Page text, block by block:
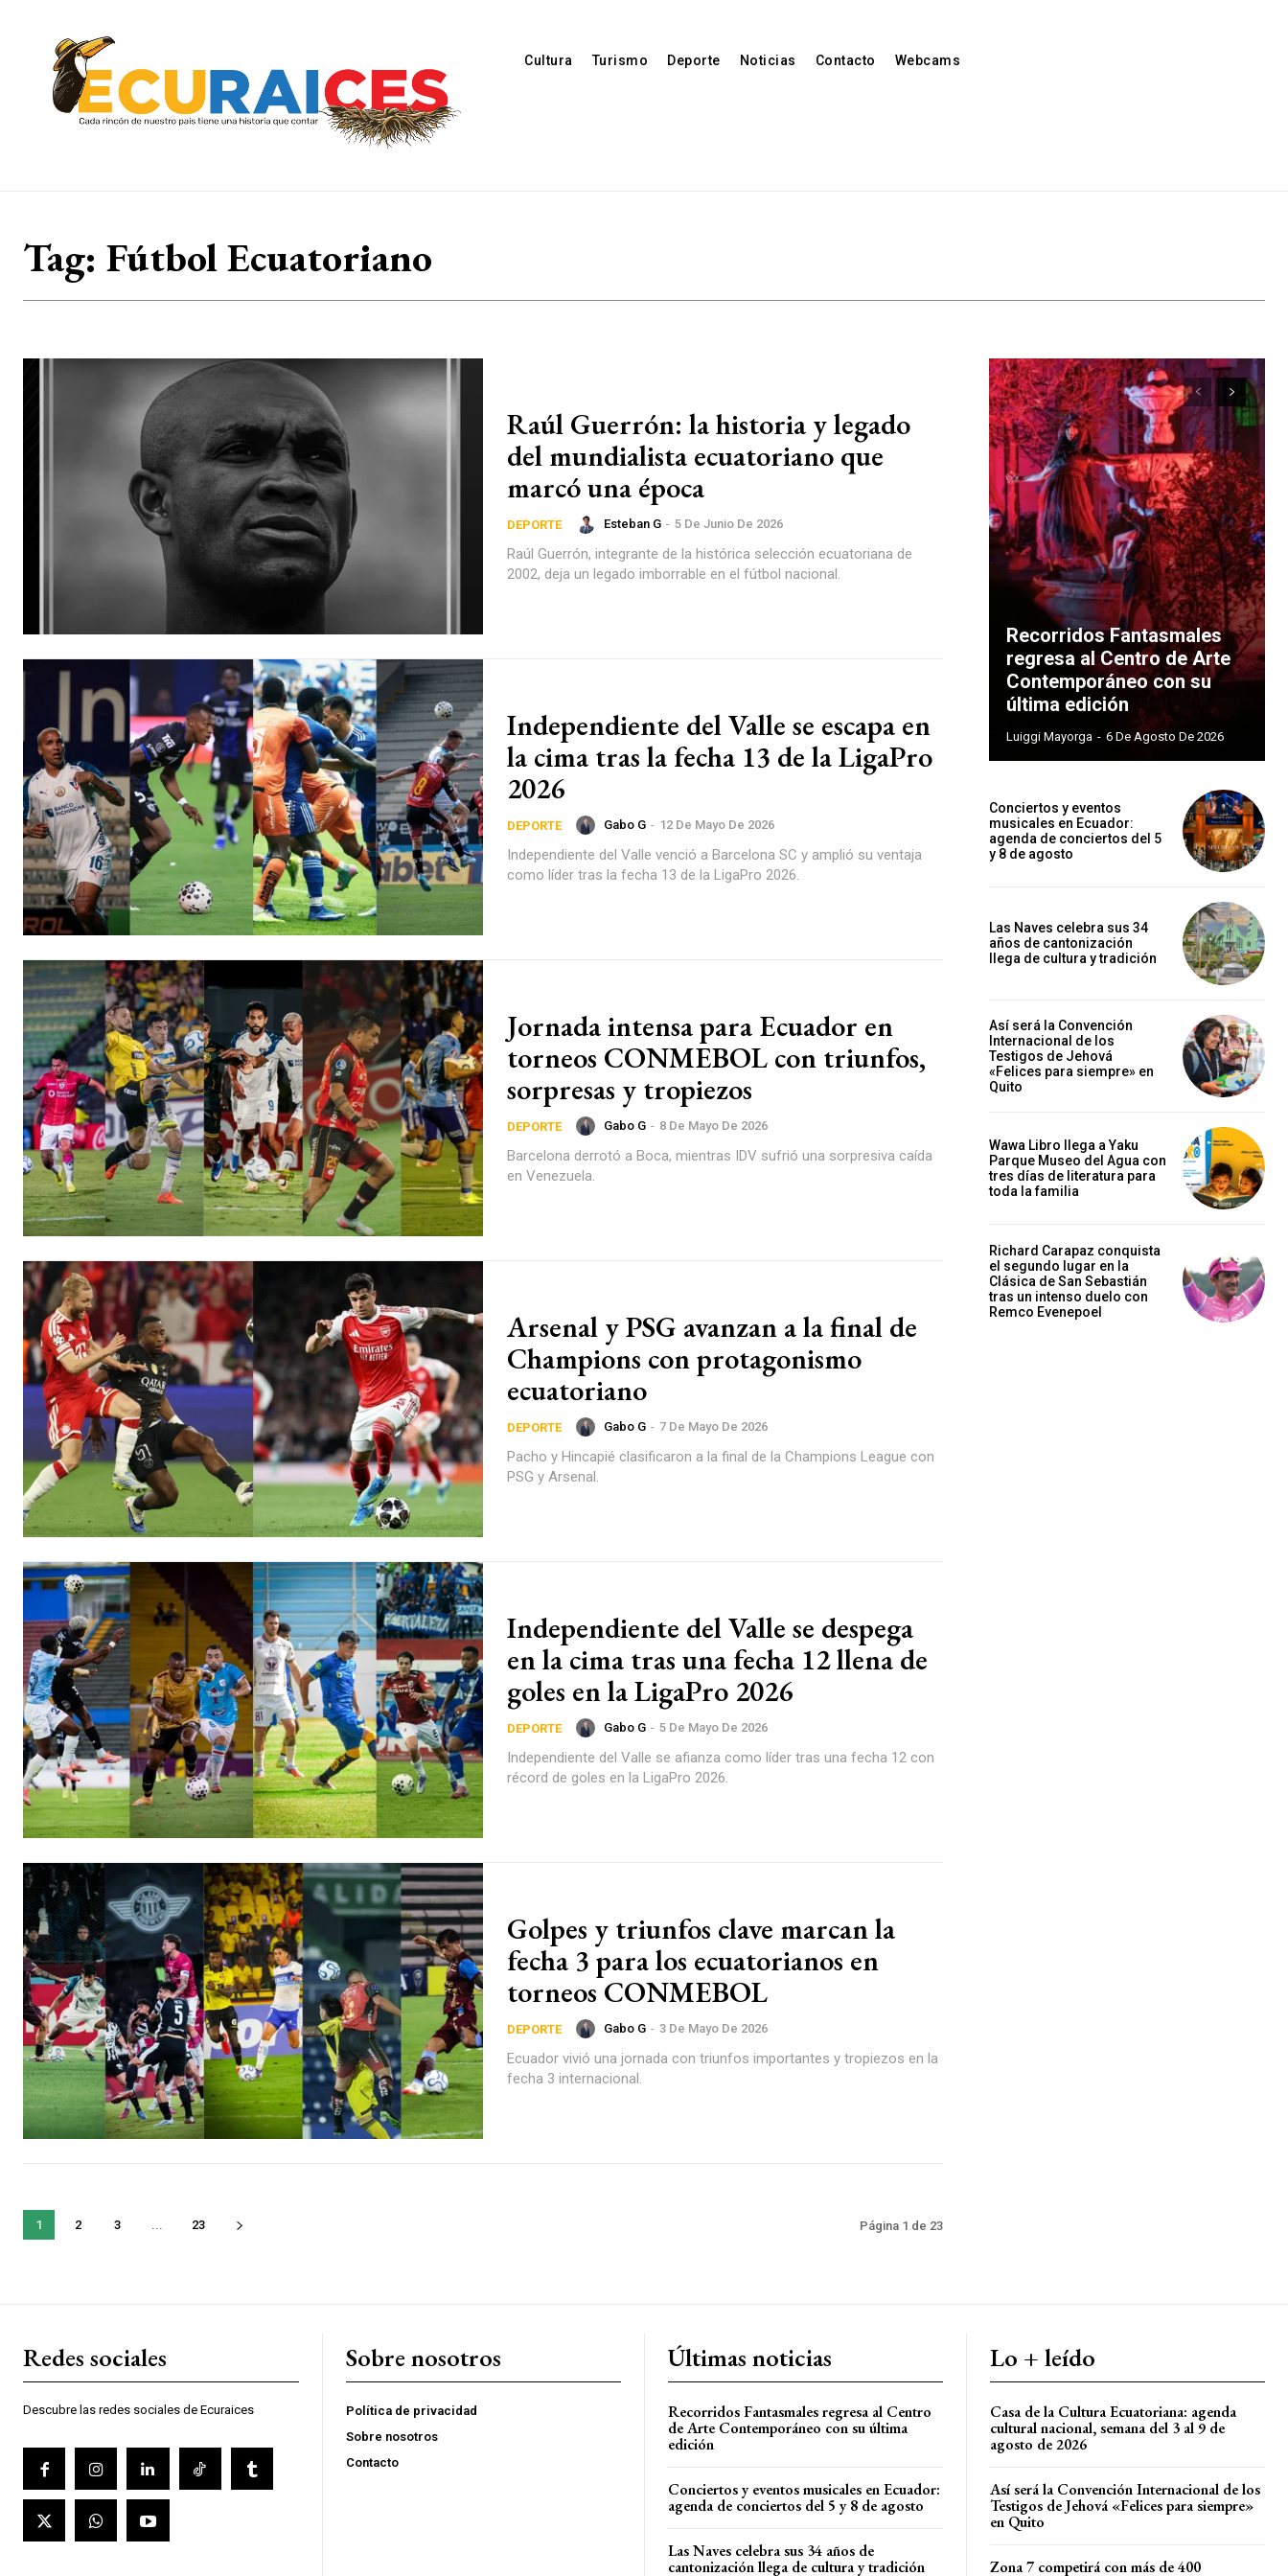
Cultura Turismo Deporte Noticias Contacto Webcams
Tag: Fútbol Ecuatoriano
Raúl Guerrón: la historia y legado
del mundialista ecuatoriano que
marcó una época
DEPORTE Esteban G - 5 De Junio De 2026
Raúl Guerrón, integrante de la histórica selección ecuatoriana de
2002, deja un legado imborrable en el fútbol nacional.
Independiente del Valle se escapa en
la cima tras la fecha 13 de la LigaPro
2026
DEPORTE Gabo G - 12 De Mayo De 2026
Independiente del Valle venció a Barcelona SC y amplió su ventaja
como líder tras la fecha 13 de la LigaPro 2026.
Jornada intensa para Ecuador en
torneos CONMEBOL con triunfos,
sorpresas y tropiezos
DEPORTE Gabo G - 8 De Mayo De 2026
Barcelona derrotó a Boca, mientras IDV sufrió una sorpresiva caída
en Venezuela.
Arsenal y PSG avanzan a la final de
Champions con protagonismo
ecuatoriano
DEPORTE Gabo G - 7 De Mayo De 2026
Pacho y Hincapié clasificaron a la final de la Champions League con
PSG y Arsenal.
Independiente del Valle se despega
en la cima tras una fecha 12 llena de
goles en la LigaPro 2026
DEPORTE Gabo G - 5 De Mayo De 2026
Independiente del Valle se afianza como líder tras una fecha 12 con
récord de goles en la LigaPro 2026.
Golpes y triunfos clave marcan la
fecha 3 para los ecuatorianos en
torneos CONMEBOL
DEPORTE Gabo G - 3 De Mayo De 2026
Ecuador vivió una jornada con triunfos importantes y tropiezos en la
fecha 3 internacional.
1 2 3 23 Página 1 de 23
Recorridos Fantasmales
regresa al Centro de Arte
Contemporáneo con su
última edición
Luiggi Mayorga - 6 De Agosto De 2026
Conciertos y eventos
musicales en Ecuador:
agenda de conciertos del 5
y 8 de agosto
Las Naves celebra sus 34
años de cantonización
llega de cultura y tradición
Así será la Convención
Internacional de los
Testigos de Jehová
«Felices para siempre» en
Quito
Wawa Libro llega a Yaku
Parque Museo del Agua con
tres días de literatura para
toda la familia
Richard Carapaz conquista
el segundo lugar en la
Clásica de San Sebastián
tras un intenso duelo con
Remco Evenepoel
Redes sociales
Descubre las redes sociales de Ecuraices
Sobre nosotros
Política de privacidad
Sobre nosotros
Contacto
Últimas noticias
Recorridos Fantasmales regresa al Centro
de Arte Contemporáneo con su última
edición
Conciertos y eventos musicales en Ecuador:
agenda de conciertos del 5 y 8 de agosto
Las Naves celebra sus 34 años de
cantonización llega de cultura y tradición
Lo + leído
Casa de la Cultura Ecuatoriana: agenda
cultural nacional, semana del 3 al 9 de
agosto de 2026
Así será la Convención Internacional de los
Testigos de Jehová «Felices para siempre»
en Quito
Zona 7 competirá con más de 400